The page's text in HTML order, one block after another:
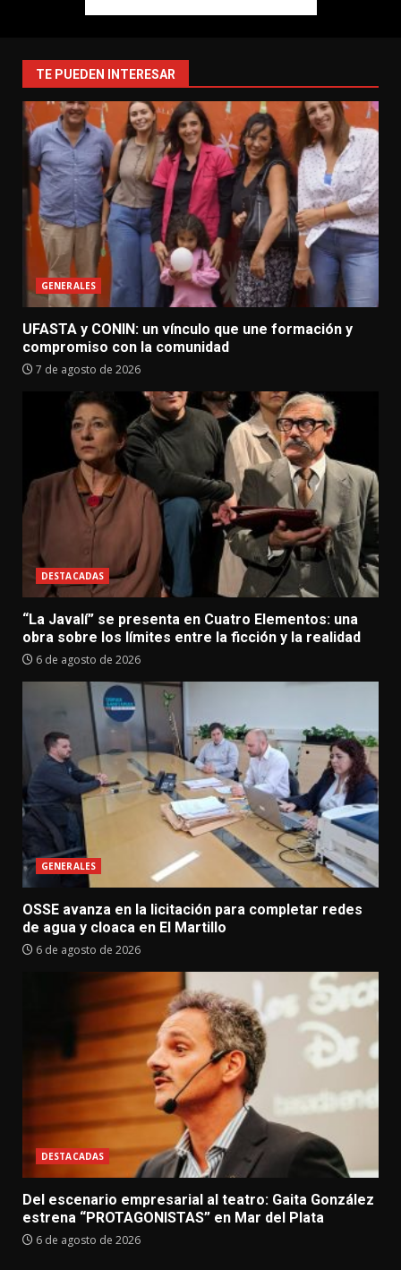
TE PUEDEN INTERESAR
GENERALES
UFASTA y CONIN: un vínculo que une formación y
compromiso con la comunidad
7 de agosto de 2026
DESTACADAS
“La Javalí” se presenta en Cuatro Elementos: una
obra sobre los límites entre la ficción y la realidad
6 de agosto de 2026
GENERALES
OSSE avanza en la licitación para completar redes
de agua y cloaca en El Martillo
6 de agosto de 2026
DESTACADAS
Del escenario empresarial al teatro: Gaita González
estrena “PROTAGONISTAS” en Mar del Plata
6 de agosto de 2026